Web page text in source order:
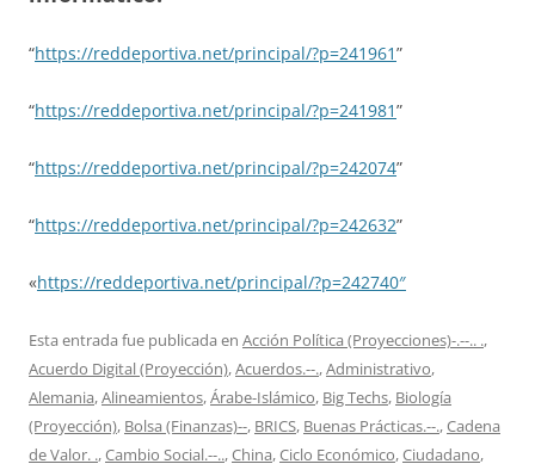
“https://reddeportiva.net/principal/?p=241961”
“https://reddeportiva.net/principal/?p=241981”
“https://reddeportiva.net/principal/?p=242074”
“https://reddeportiva.net/principal/?p=242632”
«https://reddeportiva.net/principal/?p=242740″
Esta entrada fue publicada en Acción Política (Proyecciones)-.--.. .,
Acuerdo Digital (Proyección),Acuerdos.--.,Administrativo,
Alemania,Alineamientos,Árabe-Islámico, Big Techs, Biología
(Proyección), Bolsa (Finanzas)--, BRICS, Buenas Prácticas.--.,Cadena
de Valor. .,Cambio Social.--..,China,Ciclo Económico,Ciudadano,